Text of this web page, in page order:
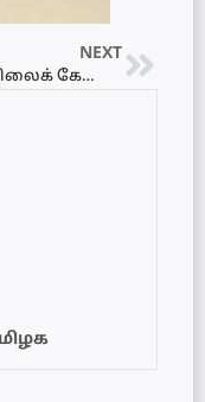
NEXT
வெற்றிலைக் கேணியில் இன்று நாள் தொழில் ஆரம்பம்!